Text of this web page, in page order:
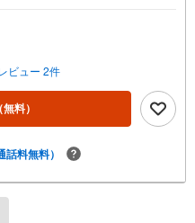
直接お電話ください。メールで
ご来店でも対応可能です。事
ございます。お早目にご連絡
ズです。■その他、各種ご相談
イナンシャルプランナーによる
生活収支のキャッシュフローを
的な生命保険の見直し ◎住宅ロ
行で借りるとお得なの？・適
ビュー 2件
（無料）
話料無料）